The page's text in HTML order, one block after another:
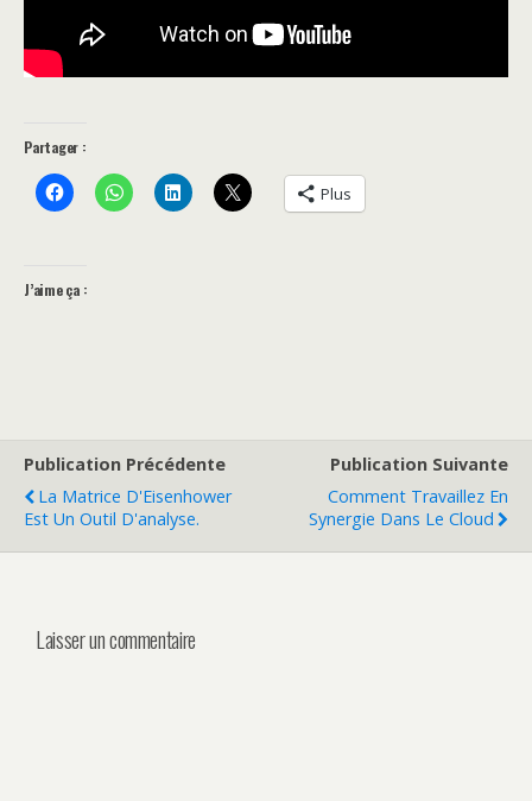
Partager :
Plus
J’aime ça :
Publication Précédente
La Matrice D'Eisenhower
Est Un Outil D'analyse.
Publication Suivante
Comment Travaillez En
Synergie Dans Le Cloud
Laisser un commentaire